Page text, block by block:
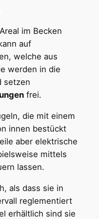
im Becken
auf
welche aus
werden in die
setzen
frei.
die mit einem
innen bestückt
aber elektrische
mittels
lassen.
als dass sie in
reglementiert
erhältlich sind sie